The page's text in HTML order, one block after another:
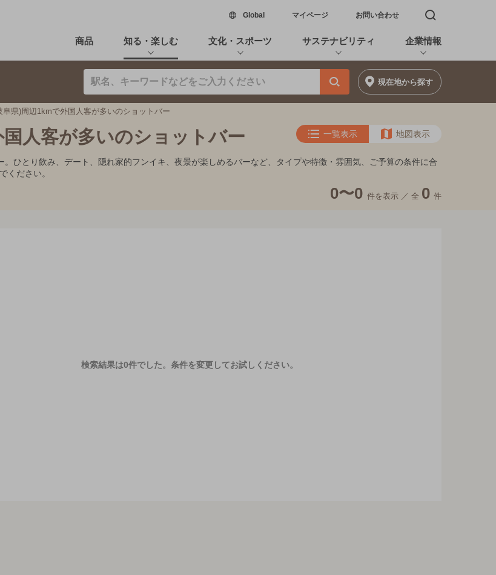
Global新しいウィンドウで開く
マイページ お問い合わせ 検索窓を開く
商品 知る・楽しむ 文化・スポーツ サステナビリティ 企業情報
現在地から探す
阜県)周辺1kmで外国人客が多いのショットバー
人客が多いのショットバー 一覧表示 地図表示
ひとり飲み、デート、隠れ家的フンイキ、夜景が楽しめるバーなど、タイプや特徴・雰囲気、ご予算の条件に合
ください。
0〜0 件を表示 ／ 全 0 件
検索結果は0件でした。 条件を変更してお試しください。